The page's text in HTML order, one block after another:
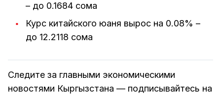
– до 0.1684 сома
Курс китайского юаня вырос на 0.08% –
до 12.2118 сома
Следите за главными экономическими
новостями Кыргызстана — подписывайтесь на